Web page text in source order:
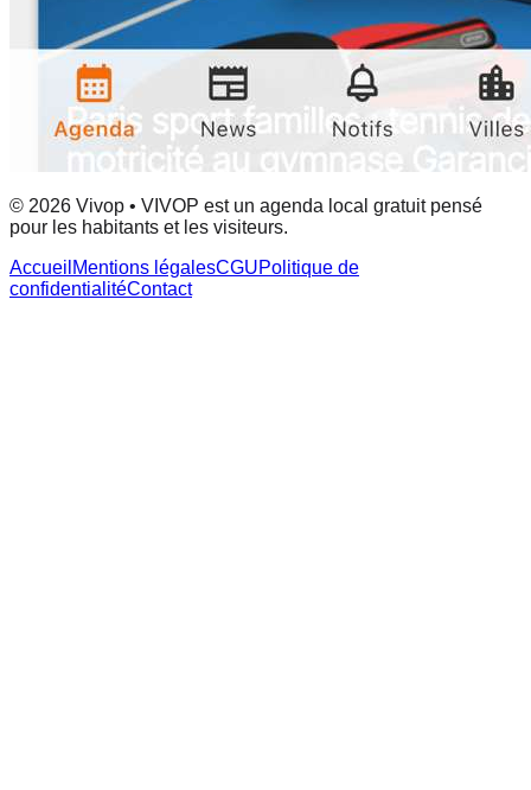
© 2026 Vivop • VIVOP est un agenda local gratuit pensé
pour les habitants et les visiteurs.
Accueil Mentions légalesCGUPolitique de
confidentialitéContact